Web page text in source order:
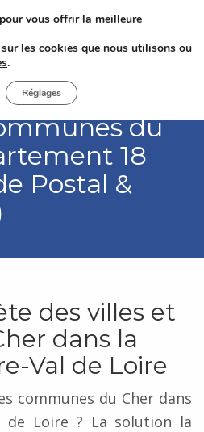
du
18
Postal &
des villes et
dans la
Val de Loire
communes du Cher dans
de Loire ? La solution la
vous offrir la meilleure
les cookies que nous utilisons ou
.
Réglages